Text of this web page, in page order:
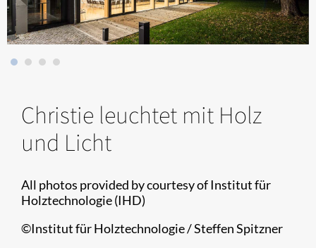
Christie leuchtet mit Holz
und Licht
All photos provided by courtesy of Institut für
Holztechnologie (IHD)
©Institut für Holztechnologie / Steffen Spitzner